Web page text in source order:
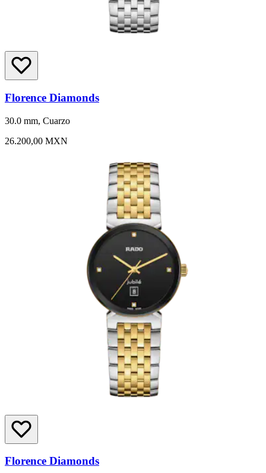
Florence Diamonds
30.0 mm, Cuarzo
26.200,00 MXN
Florence Diamonds